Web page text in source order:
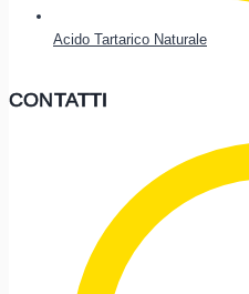
Acido Tartarico Naturale
CONTATTI